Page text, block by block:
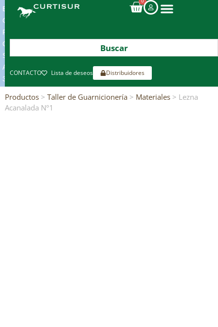
ENVIOS
GRATIS
POR
COMPRAS
SUPERIORES
A
300€*
CONTACTO Lista de deseos Distribuidores
Productos > Taller de Guarnicionería > Materiales > Lezna
Acanalada Nº1